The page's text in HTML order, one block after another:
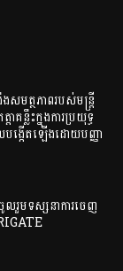
សមត្ថភាពរបស់មន្ត្រី
ន្លឹះក្នុងការប្រយុទ្ធ
បង្កើតឡើងដោយបញ្ញា
រួមទស្សនាការចេញ